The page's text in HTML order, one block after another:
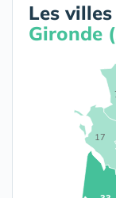
Les
Gironde
17